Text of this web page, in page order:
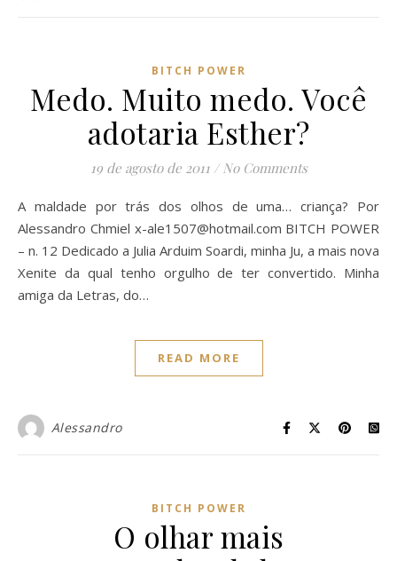
BITCH POWER
Medo. Muito medo. Você
adotaria Esther?
19 de agosto de 2011 / No Comments
A maldade por trás dos olhos de uma… criança? Por
Alessandro Chmiel x-ale1507@hotmail.com BITCH POWER
– n. 12 Dedicado a Julia Arduim Soardi, minha Ju, a mais nova
Xenite da qual tenho orgulho de ter convertido. Minha
amiga da Letras, do…
READ MORE
Alessandro
BITCH POWER
O olhar mais